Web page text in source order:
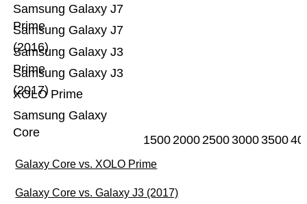
Samsung Galaxy
Core
XOLO Prime
Samsung Galaxy J3
(2017)
Samsung Galaxy J3
Prime
Samsung Galaxy J7
(2016)
Samsung Galaxy J7
Prime
15002000250030003500
Galaxy Core vs. XOLO Prime
Galaxy Core vs. Galaxy J3 (2017)